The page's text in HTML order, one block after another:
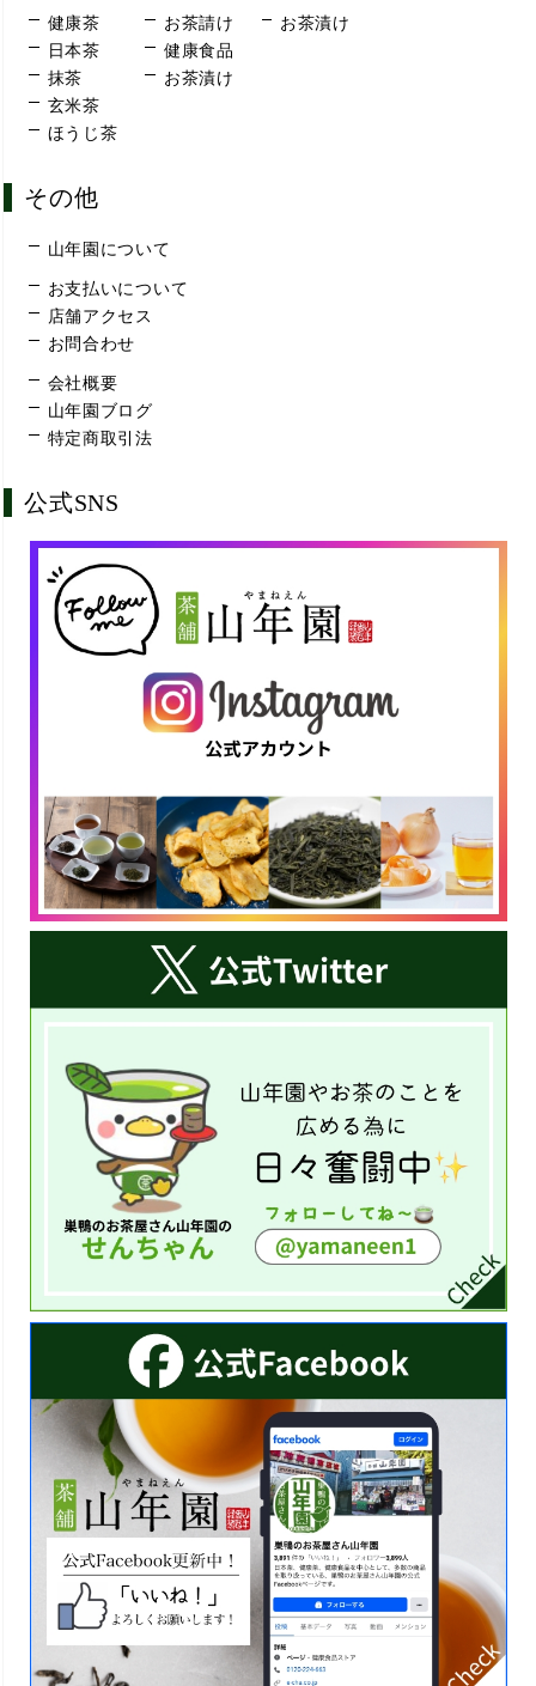
健康茶
日本茶
抹茶
玄米茶
ほうじ茶
お茶請け
健康食品
お茶漬け
お茶漬け
その他
山年園について
お支払いについて
店舗アクセス
お問合わせ
会社概要
山年園ブログ
特定商取引法
公式SNS